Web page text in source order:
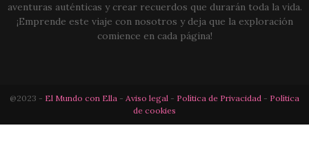
aventuras auténticas y crear recuerdos que durarán toda la vida.
¡Emprende este viaje con nosotros y deja que la exploración
comience en cada página!
@2023 - El Mundo con Ella - Aviso legal - Política de Privacidad - Política
de cookies